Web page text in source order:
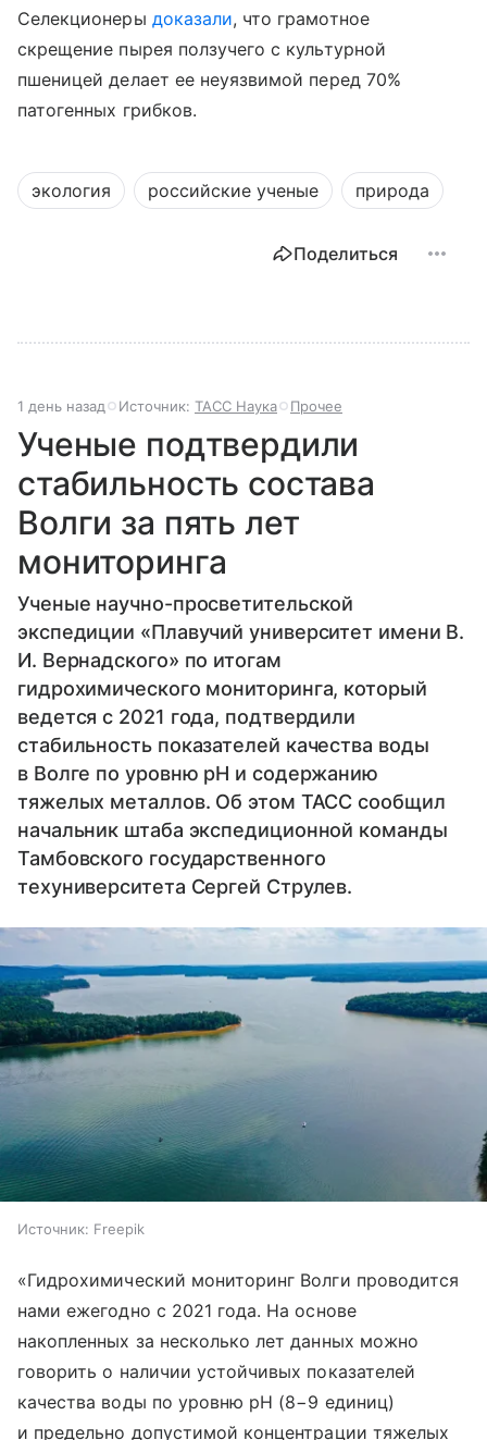
Селекционеры доказали, что грамотное
скрещение пырея ползучего с культурной
пшеницей делает ее неуязвимой перед 70%
патогенных грибков.
экология российские ученые природа
Поделиться
1 день назад Источник: ТАСС Наука Прочее
Ученые подтвердили
стабильность состава
Волги за пять лет
мониторинга
Ученые научно-просветительской
экспедиции «Плавучий университет имени В.
И. Вернадского» по итогам
гидрохимического мониторинга, который
ведется с 2021 года, подтвердили
стабильность показателей качества воды
в Волге по уровню pH и содержанию
тяжелых металлов. Об этом ТАСС сообщил
начальник штаба экспедиционной команды
Тамбовского государственного
техуниверситета Сергей Струлев.
Источник: Freepik
«Гидрохимический мониторинг Волги проводится
нами ежегодно с 2021 года. На основе
накопленных за несколько лет данных можно
говорить о наличии устойчивых показателей
качества воды по уровню рН (8−9 единиц)
и предельно допустимой концентрации тяжелых